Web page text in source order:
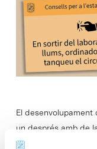
El
un després amb de
elèctrica. Cada